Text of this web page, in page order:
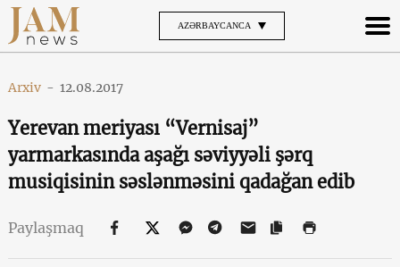
AZƏRBAYCANCA
Arxiv - 12.08.2017
Yerevan meriyası “Vernisaj”
yarmarkasında aşağı səviyyəli şərq
musiqisinin səslənməsini qadağan edib
Paylaşmaq